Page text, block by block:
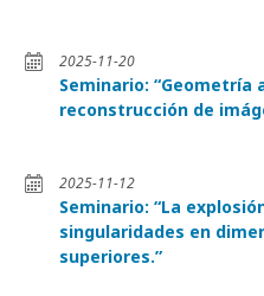
2025-11-20
Seminario: “Geometría
reconstrucción de
2025-11-12
Seminario: “La
singularidades en
superiores.”